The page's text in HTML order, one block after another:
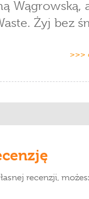
Wągrowską,
Żyj bez
>>>
recenzji,